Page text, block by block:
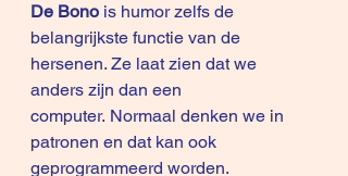
De Bono is humor zelfs de
belangrijkste functie van de
hersenen. Ze laat zien dat we
anders zijn dan een
computer. Normaal denken we in
patronen en dat kan ook
geprogrammeerd worden.